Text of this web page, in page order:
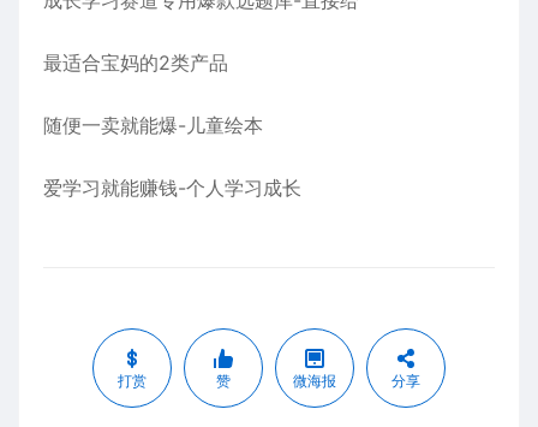
最适合宝妈的2类产品
随便一卖就能爆-儿童绘本
爱学习就能赚钱-个人学习成长
打赏 赞 微海报 分享